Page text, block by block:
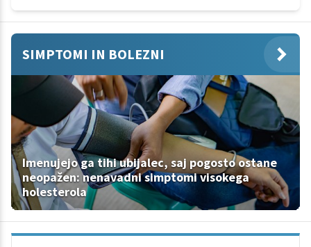
SIMPTOMI IN BOLEZNI
Imenujejo ga tihi ubijalec, saj pogosto ostane
neopažen: nenavadni simptomi visokega
holesterola